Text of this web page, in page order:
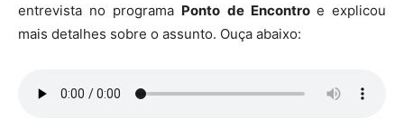
entrevista no programa Ponto de Encontro e explicou
mais detalhes sobre o assunto. Ouça abaixo: